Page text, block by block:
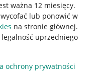
ważna 12 miesięcy.
lub ponowić w
na stronie głównej.
uprzedniego
ochrony prywatności